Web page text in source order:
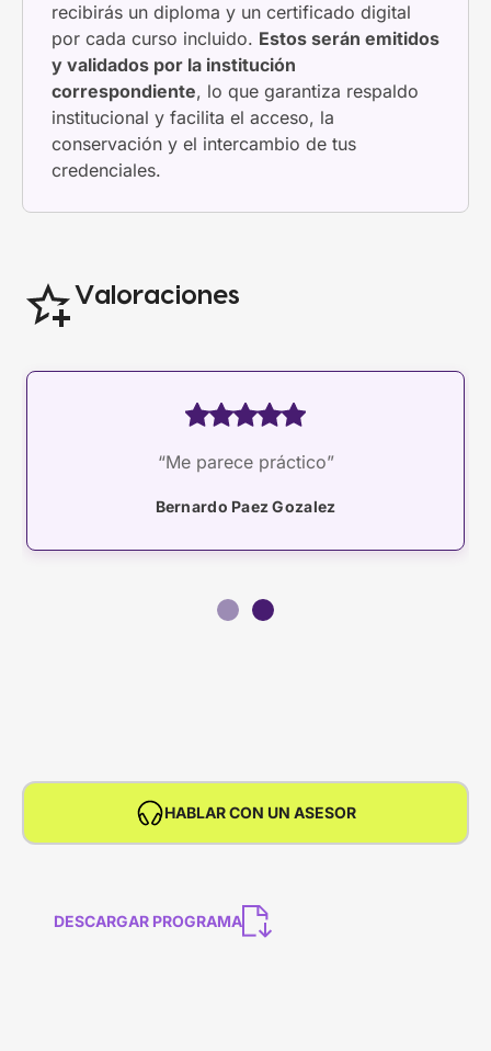
recibirás un diploma y un certificado digital
por cada curso incluido. Estos serán emitidos
y validados por la institución
correspondiente, lo que garantiza respaldo
institucional y facilita el acceso, la
conservación y el intercambio de tus
credenciales.
Valoraciones
“Me parece práctico”
Bernardo Paez Gozalez
HABLAR CON UN ASESOR
DESCARGAR PROGRAMA